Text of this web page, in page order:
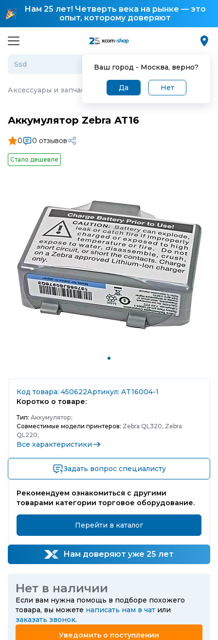
Нам 25 лет! Четверть века на рынке — это
опыт, которому доверяют
Ваш город - Москва, верно?
Да Нет
Аксессуары и запчасти для торгового оборудования
Аккумулятор Zebra AT16
0 0 отзывов
Стало дешевле
Код товара: 450622Артикул: AT16004-1
Коротко о товаре:
Тип: Аккумулятор;
Совместимые модели принтеров: Zebra QL320, Zebra
QL220;
Все характеристики
Задать вопрос специалисту
Рекомендуем ознакомиться с другими
товарами категории торговое оборудование.
Перейти в каталог
Нам доверяют уже 25 лет
Нет в наличии
Если вам нужна помощь в подборе похожего
товара, вы можете написать нам в чат или
заказать звонок.
Уведомить о поступлении